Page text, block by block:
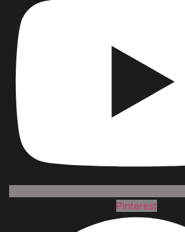
Pinterest